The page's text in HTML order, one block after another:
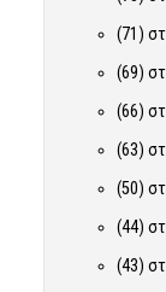
(71)
(69)
(66)
(63)
(50)
(44)
(43)